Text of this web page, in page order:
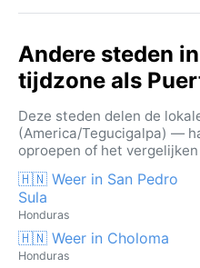
Andere steden
tijdzone als
Deze steden delen de
(America/Tegucigalpa) —
oproepen of het
🇭🇳 Weer in San Pedro
Sula
Honduras
🇭🇳 Weer in Choloma
Honduras